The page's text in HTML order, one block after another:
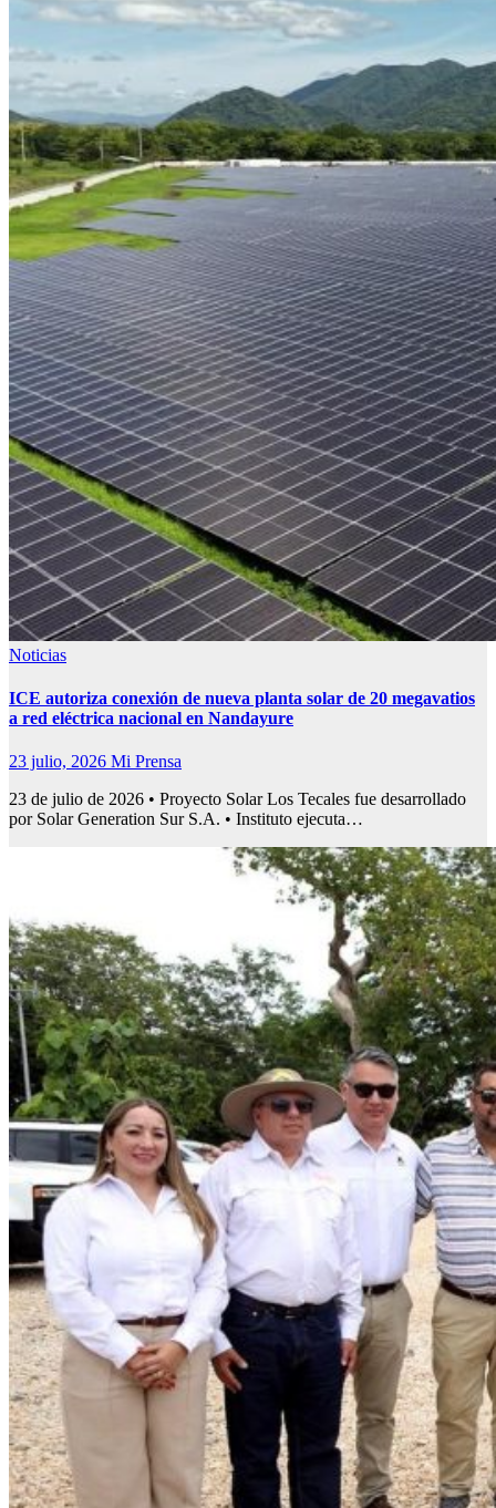
Noticias
ICE autoriza conexión de nueva planta solar de 20 megavatios
a red eléctrica nacional en Nandayure
23 julio, 2026 Mi Prensa
23 de julio de 2026 • Proyecto Solar Los Tecales fue desarrollado
por Solar Generation Sur S.A. • Instituto ejecuta…